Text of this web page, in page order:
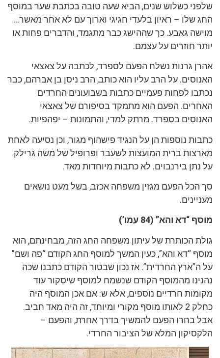
שלפני כשלוש שנים, הביא שעה טובה בכתבת שער במוסף
החג שלו – ראיון בלעדי חגיגי וארוך עם לא אחר מאשר…
מוישה גאבע. כך שההישג כבר מתגמד, והדברים פחות או
יותר חוזרים על עצמם.
אהרן גרנות נשלח הפעם לספרד, לכתבה על צאצאי
האנוסים. על הרב עליו הוא כותב, הרב ניסן בן אברהם, כבר
נכתבו לפחות פעמיים כתבות בשבועונים החרדים
האחרים. הפעם הוא מתמקד בסיפורם של צאצאי
האנוסים בספרד. מרתק למדי, והתמונות – יפהפיות.
כתבות נוספות הן על הנגיד פישהוף מגור, וכן נסיעה לאחת
מארצות ברית המועצות לשעבר ופרופיל של משה גרילק
על נתן בירנבוים. לא כתבות מיוחדות מאד.
סך הכל הפעם מגזין משפחה אכזב, בשל מעט נושאים
מעניינים.
מוסף “דא והא” (84 עמו’)
גולת הכותרת של עיתון משפחה החג הזה, מבחינתם, הוא
מוסף “דא והא”, כעין המשך למוסף החג הקודם “פה ושם”
על ה”ארץ החרדית”. אז נכון שבטור הקודם כתבנו שכה
נהנינו מהמוסף הקודם שנשמח למוסף שיסקור עוד
מקומות חרדיים נוספים, אלא ש: אם אכן המוסף היה
כחלק 2 לאותו מוסף מקורי ומיוחד, זה היה מאד חביב.
אבל בחרו הפעם להמשיך בדרך אחרת, והפעם –
הלקסיקון המלא של הציבור החרדי.